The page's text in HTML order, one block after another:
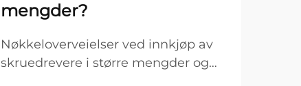
mengder?
Nøkkeloverveielser ved innkjøp av
skruedrevere i større mengder og